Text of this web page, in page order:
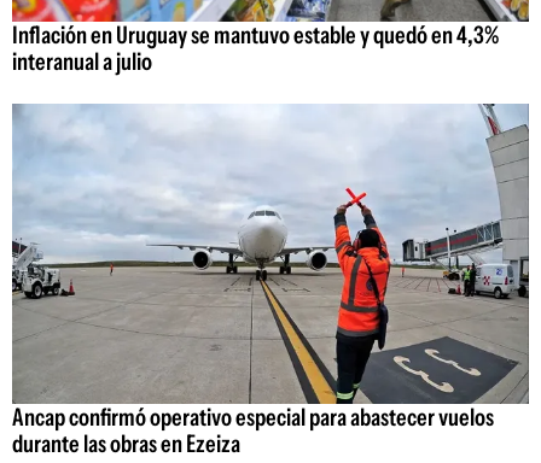
Inflación en Uruguay se mantuvo estable y quedó en 4,3%
interanual a julio
Ancap confirmó operativo especial para abastecer vuelos
durante las obras en Ezeiza